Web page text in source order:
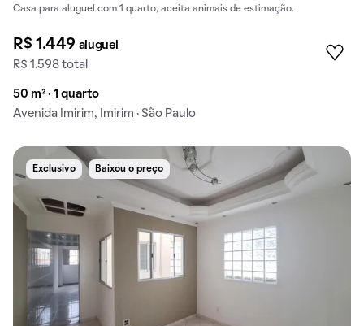
Casa para aluguel com 1 quarto, aceita animais de estimação.
R$ 1.449 aluguel
R$ 1.598 total
50 m² · 1 quarto
Avenida Imirim, Imirim · São Paulo
Exclusivo Baixou o preço